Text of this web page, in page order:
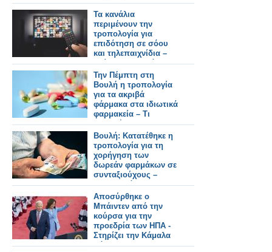
Τα κανάλια
περιμένουν την
τροπολογία για
επιδότηση σε σόου
και τηλεπαιχνίδια –
Κρίσιμες αποφάσεις
για τη νέα σεζόν
Την Πέμπτη στη
Βουλή η τροπολογία
για τα ακριβά
φάρμακα στα ιδιωτικά
φαρμακεία – Τι
προβλέπει
Βουλή: Κατατέθηκε η
τροπολογία για τη
χορήγηση των
δωρεάν φαρμάκων σε
συνταξιούχους –
Τριπλασιάζονται οι
δικαιούχοι
Αποσύρθηκε ο
Μπάιντεν από την
κούρσα για την
προεδρία των ΗΠΑ -
Στηρίζει την Κάμαλα
Χάρις